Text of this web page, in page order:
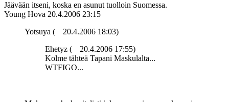
Jäävään itseni, koska en asunut tuolloin Suomessa.
Young Hova 20.4.2006 23:15
Yotsuya (
20.4.2006 18:03)
Ehetyz (
20.4.2006 17:55)
Kolme tähteä Tapani Maskulalta...
WTFIGO...